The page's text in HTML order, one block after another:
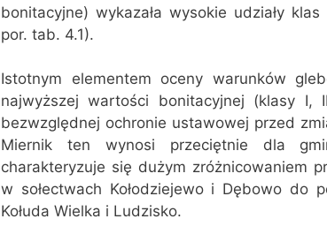
bonitacyjne) wykazała wysokie udziały
por. tab. 4.1).
Istotnym elementem oceny warunków
najwyższej wartości bonitacyjnej (klasy I,
bezwzględnej ochronie ustawowej przed
Miernik ten wynosi przeciętnie dla
charakteryzuje się dużym zróżnicowaniem
w sołectwach Kołodziejewo i Dębowo do
Kołuda Wielka i Ludzisko.